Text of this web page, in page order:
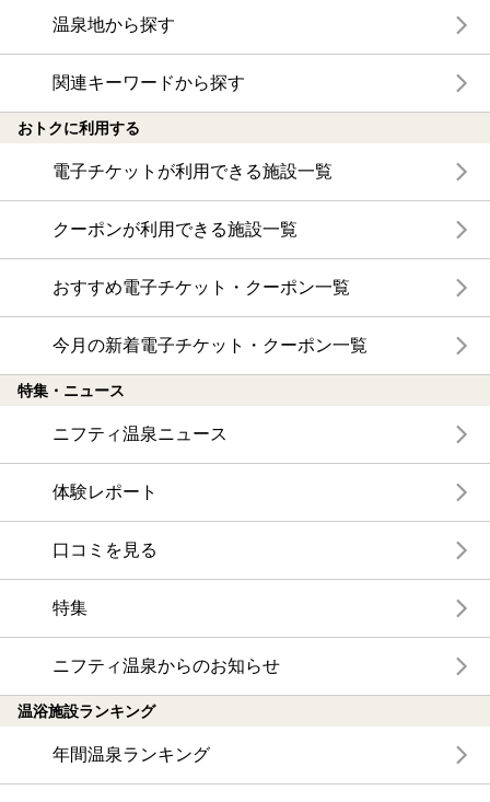
温泉地から探す
関連キーワードから探す
おトクに利用する
電子チケットが利用できる施設一覧
クーポンが利用できる施設一覧
おすすめ電子チケット・クーポン一覧
今月の新着電子チケット・クーポン一覧
特集・ニュース
ニフティ温泉ニュース
体験レポート
口コミを見る
特集
ニフティ温泉からのお知らせ
温浴施設ランキング
年間温泉ランキング